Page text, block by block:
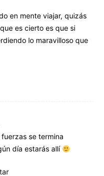
en mente viajar, quizás
es cierto es que si
lo maravilloso que
se termina
día estarás allí